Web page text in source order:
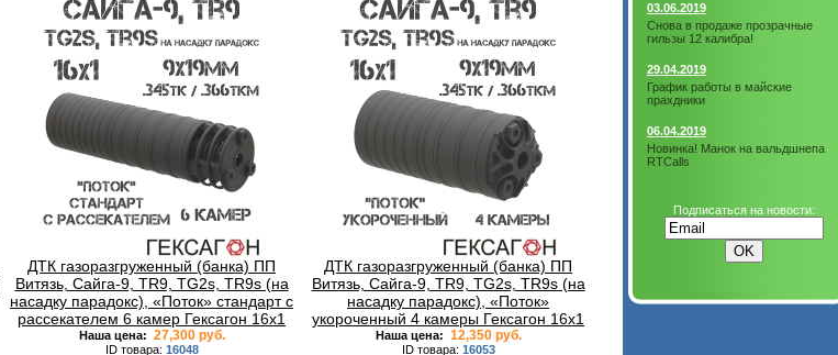
ДТК газоразгруженный (банка) ПП
Витязь, Сайга-9, TR9, TG2s, TR9s (на
насадку парадокс), «Поток» стандарт с
рассекателем 6 камер Гексагон 16x1
Наша цена: 27,300 руб.
ID товара: 16048
ДТК газоразгруженный (банка) ПП
Витязь, Сайга-9, TR9, TG2s, TR9s (на
насадку парадокс), «Поток»
укороченный 4 камеры Гексагон 16x1
Наша цена: 12,350 руб.
ID товара: 16053
03.06.2019
Снова в продаже прозрачные
гильзы 12 калибра!
29.04.2019
График работы в майские
прахдники
06.04.2019
Новинка! Манок на вальдшнепа
RTCalls
Подписаться на новости: